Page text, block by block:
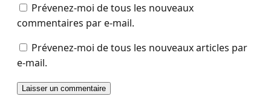
Prévenez-moi de tous les nouveaux
commentaires par e-mail.
Prévenez-moi de tous les nouveaux articles par
e-mail.